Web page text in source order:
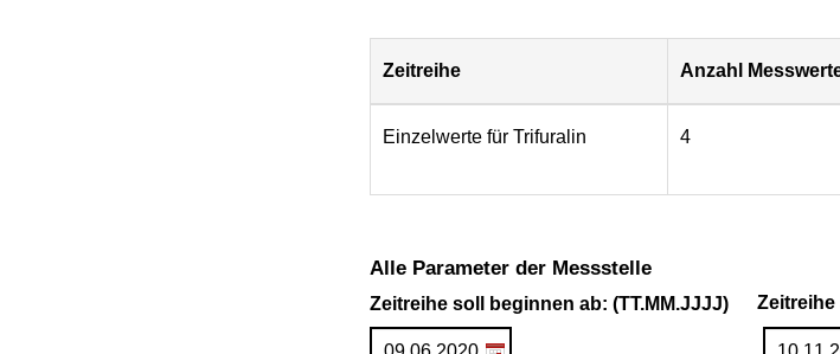
Zeitreihe Anzahl
Einzelwerte für Trifuralin 4
Alle Parameter der Messstelle
Zeitreihe soll beginnen ab: (TT.MM.JJJJ) Zeitreihe